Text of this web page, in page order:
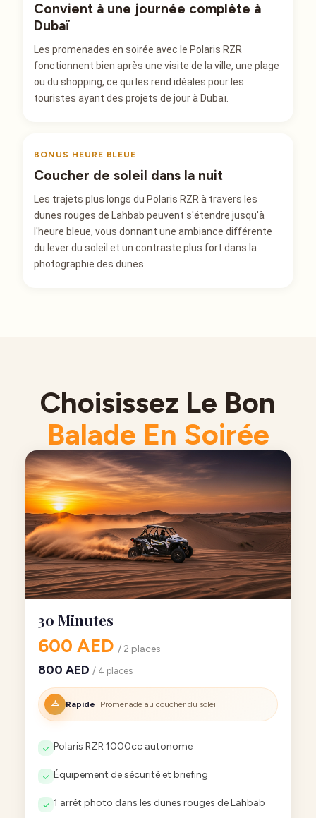
Convient à une journée complète à
Dubaï
Les promenades en soirée avec le Polaris RZR
fonctionnent bien après une visite de la ville, une plage
ou du shopping, ce qui les rend idéales pour les
touristes ayant des projets de jour à Dubaï.
BONUS HEURE BLEUE
Coucher de soleil dans la nuit
Les trajets plus longs du Polaris RZR à travers les
dunes rouges de Lahbab peuvent s'étendre jusqu'à
l'heure bleue, vous donnant une ambiance différente
du lever du soleil et un contraste plus fort dans la
photographie des dunes.
Choisissez Le Bon
Balade En Soirée
30 Minutes
600 AED / 2 places
800 AED / 4 places
Rapide Promenade au coucher du soleil
Polaris RZR 1000cc autonome
Équipement de sécurité et briefing
1 arrêt photo dans les dunes rouges de Lahbab